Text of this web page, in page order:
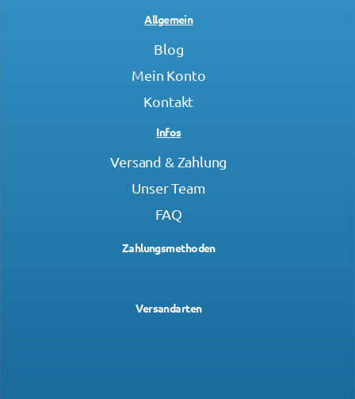
Allgemein
Blog
Mein Konto
Kontakt
Infos
Versand & Zahlung
Unser Team
FAQ
Zahlungsmethoden
Versandarten